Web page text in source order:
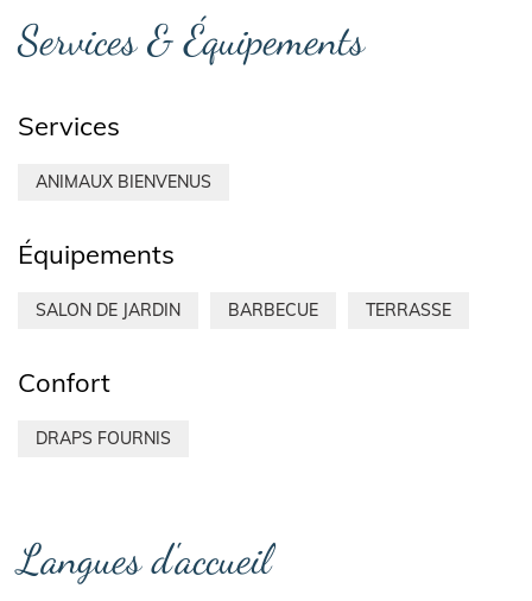
Services & Équipements
Services
ANIMAUX BIENVENUS
Équipements
SALON DE JARDIN BARBECUE TERRASSE
Confort
DRAPS FOURNIS
Langues d'accueil